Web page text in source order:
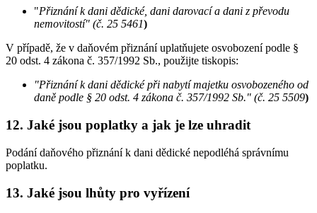
"Přiznání k dani dědické, dani darovací a dani z převodu
nemovitostí" (č. 25 5461)
V případě, že v daňovém přiznání uplatňujete osvobození podle §
20 odst. 4 zákona č. 357/1992 Sb., použijte tiskopis:
"Přiznání k dani dědické při nabytí majetku osvobozeného od
daně podle § 20 odst. 4 zákona č. 357/1992 Sb." (č. 25 5509)
12. Jaké jsou poplatky a jak je lze uhradit
Podání daňového přiznání k dani dědické nepodléhá správnímu
poplatku.
13. Jaké jsou lhůty pro vyřízení